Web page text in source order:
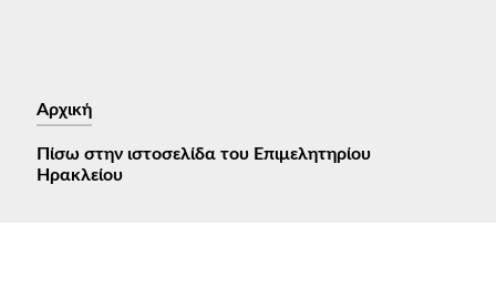
Αρχική
Πίσω στην ιστοσελίδα του Επιμελητηρίου
Ηρακλείου